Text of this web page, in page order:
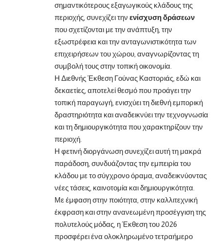
σημαντικότερους εξαγωγικούς κλάδους της
περιοχής, συνεχίζει την ενίσχυση δράσεων
που σχετίζονται με την ανάπτυξη, την
εξωστρέφεια και την ανταγωνιστικότητα των
επιχειρήσεων του χώρου, αναγνωρίζοντας τη
συμβολή τους στην τοπική οικονομία.
Η Διεθνής Έκθεση Γούνας Καστοριάς, εδώ και
δεκαετίες, αποτελεί θεσμό που προάγει την
τοπική παραγωγή, ενισχύει τη διεθνή εμπορική
δραστηριότητα και αναδεικνύει την τεχνογνωσία
και τη δημιουργικότητα που χαρακτηρίζουν την
περιοχή.
Η φετινή διοργάνωση συνεχίζει αυτή τη μακρά
παράδοση, συνδυάζοντας την εμπειρία του
κλάδου με το σύγχρονο όραμα, αναδεικνύοντας
νέες τάσεις, καινοτομία και δημιουργικότητα.
Με έμφαση στην ποιότητα, στην καλλιτεχνική
έκφραση και στην ανανεωμένη προσέγγιση της
πολυτελούς μόδας, η Έκθεση του 2026
προσφέρει ένα ολοκληρωμένο τετραήμερο